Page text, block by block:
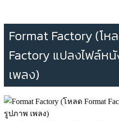
Format Factory (โห
Factory แปลงไฟล์ห
เพลง)